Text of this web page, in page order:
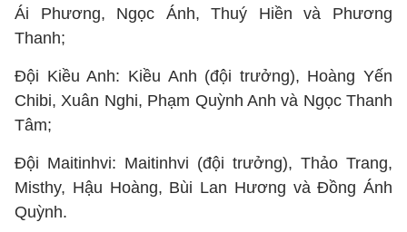
Ái Phương, Ngọc Ánh, Thuý Hiền và Phương
Thanh;
Đội Kiều Anh: Kiều Anh (đội trưởng), Hoàng Yến
Chibi, Xuân Nghi, Phạm Quỳnh Anh và Ngọc Thanh
Tâm;
Đội Maitinhvi: Maitinhvi (đội trưởng), Thảo Trang,
Misthy, Hậu Hoàng, Bùi Lan Hương và Đồng Ánh
Quỳnh.